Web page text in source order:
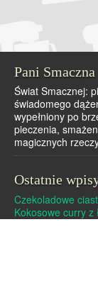
Pani Smaczna
Świat Smacznej:
świadomego
wypełniony po
pieczenia,
magicznych
Ostatnie
Czekoladowe
Kokosowe curry z